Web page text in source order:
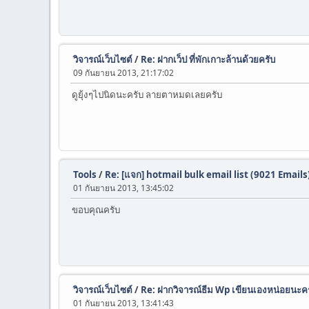
วิจารณ์เว็บไซต์/ Re: ฝากเว็ป ที่พักเกาะล้านด้วยครับ
09 กันยายน 2013, 21:17:02
ดูยุ้งๆไปนิดนะครับ ลายตาหมดเลยครับ
Tools / Re: [แจก] hotmail bulk email list (9021
01 กันยายน 2013, 13:45:02
ขอบคุณครับ
วิจารณ์เว็บไซต์/ Re: ฝากวิจารณ์ธีม Wp เขียนเองหน่อยนะ
01 กันยายน 2013, 13:41:43